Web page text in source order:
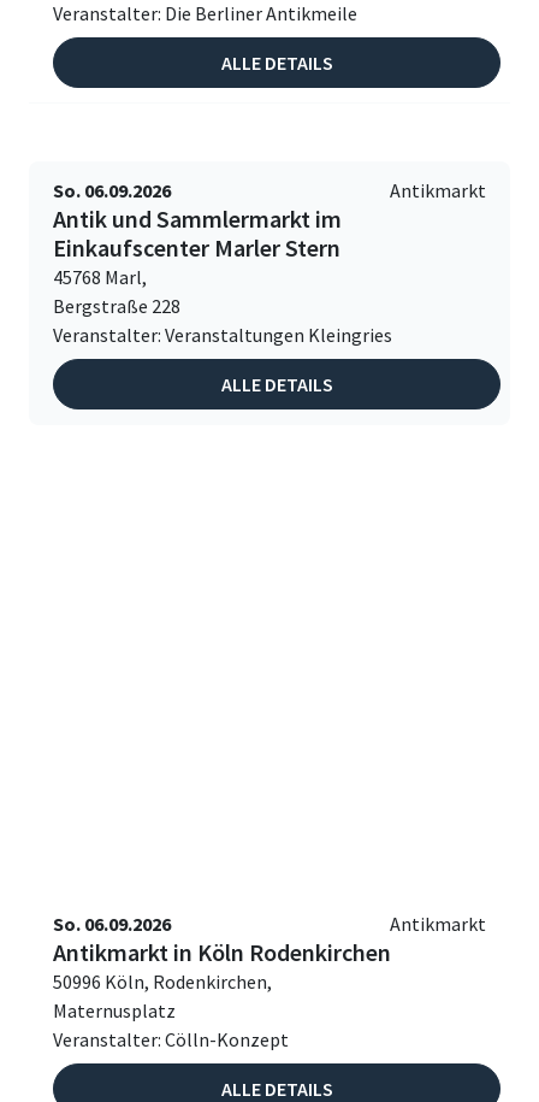
Veranstalter: Die Berliner Antikmeile
ALLE DETAILS
So. 06.09.2026 Antikmarkt
Antik und Sammlermarkt im
Einkaufscenter Marler Stern
45768 Marl,
Bergstraße 228
Veranstalter: Veranstaltungen Kleingries
ALLE DETAILS
So. 06.09.2026 Antikmarkt
Antikmarkt in Köln Rodenkirchen
50996 Köln, Rodenkirchen,
Maternusplatz
Veranstalter: Cölln-Konzept
ALLE DETAILS